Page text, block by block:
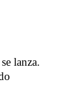
se lanza.